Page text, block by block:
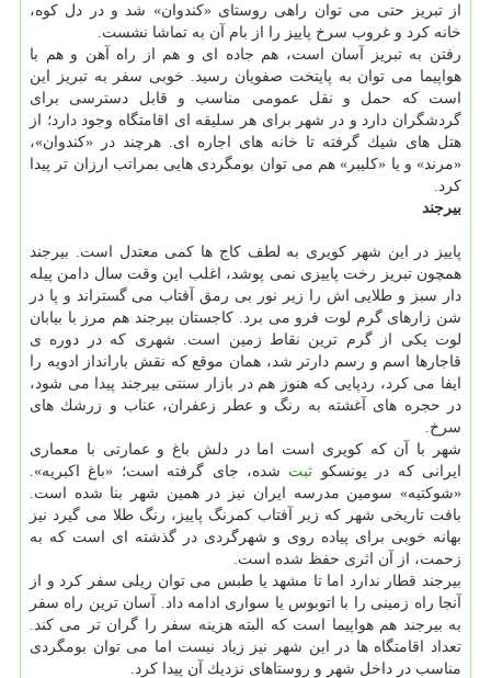
از تبریز حتی می توان راهی روستای «كندوان» شد و در دل كوه،
خانه كرد و غروب سرخ پاییز را از بام آن به تماشا نشست.
رفتن به تبریز آسان است، هم جاده ای و هم از راه آهن و هم با
هواپیما می توان به پایتخت صفویان رسید. خوبی سفر به تبریز این
است كه حمل و نقل عمومی مناسب و قابل دسترسی برای
گردشگران دارد و در شهر برای هر سلیقه ای اقامتگاه وجود دارد؛ از
هتل های شیك گرفته تا خانه های اجاره ای. هرچند در «كندوان»،
«مرند» و یا «كلیبر» هم می توان بومگردی هایی بمراتب ارزان تر پیدا
كرد.
بیرجند
پاییز در این شهر كویری به لطف كاج ها كمی معتدل است. بیرجند
همچون تبریز رخت پاییزی نمی پوشد، اغلب این وقت سال دامن پیله
دار سبز و طلایی اش را زیر نور بی رمق آفتاب می گستراند و پا در
شن زارهای گرم لوت فرو می برد. كاجستان بیرجند هم مرز با بیابان
لوت یكی از گرم ترین نقاط زمین است. شهری كه در دوره ی
قاجارها اسم و رسم دارتر شد، همان موقع كه نقش بارانداز ادویه را
ایفا می كرد، ردپایی كه هنوز هم در بازار سنتی بیرجند پیدا می شود،
در حجره های آغشته به رنگ و عطر زعفران، عناب و زرشك های
سرخ.
شهر با آن كه كویری است اما در دلش باغ و عمارتی با معماری
ایرانی كه در یونسكو ثبت شده، جای گرفته است؛ «باغ اكبریه».
«شوكتیه» سومین مدرسه ایران نیز در همین شهر بنا شده است.
بافت تاریخی شهر كه زیر آفتاب كمرنگ پاییز، رنگ طلا می گیرد نیز
بهانه خوبی برای پیاده روی و شهرگردی در گذشته ای است كه به
زحمت، از آن اثری حفظ شده است.
بیرجند قطار ندارد اما تا مشهد یا طبس می توان ریلی سفر كرد و از
آنجا راه زمینی را با اتوبوس یا سواری ادامه داد. آسان ترین راه سفر
به بیرجند هم هواپیما است كه البته هزینه سفر را گران تر می كند.
تعداد اقامتگاه ها در این شهر نیز زیاد نیست اما می توان بومگردی
مناسب در داخل شهر و روستاهای نزدیك آن پیدا كرد.